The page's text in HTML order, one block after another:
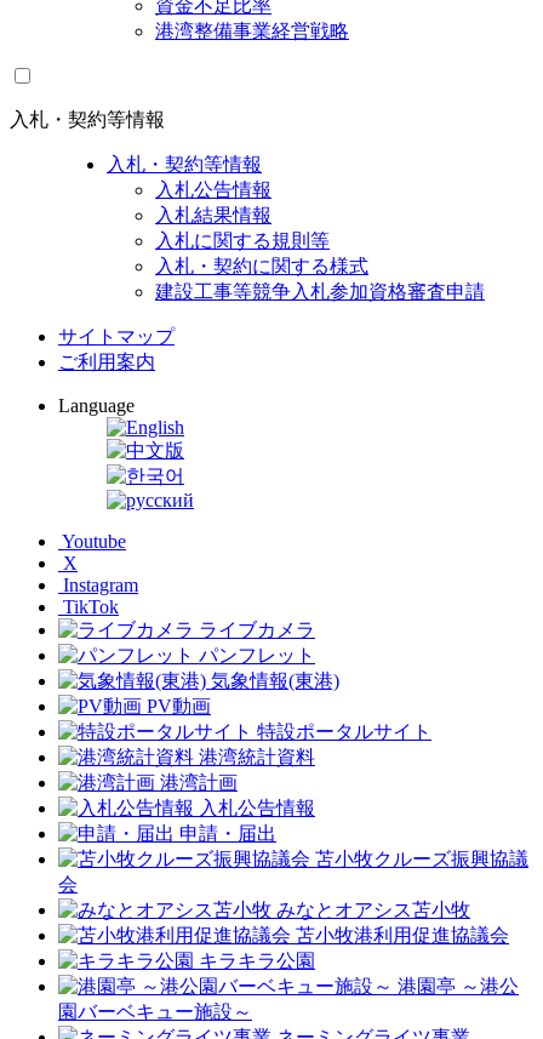
資金不足比率
港湾整備事業経営戦略
入札・契約等情報
入札・契約等情報
入札公告情報
入札結果情報
入札に関する規則等
入札・契約に関する様式
建設工事等競争入札参加資格審査申請
サイトマップ
ご利用案内
Language
Youtube
X
Instagram
TikTok
ライブカメラ
パンフレット
気象情報(東港)
PV動画
特設ポータルサイト
港湾統計資料
港湾計画
入札公告情報
申請・届出
苫小牧クルーズ振興協議
会
みなとオアシス苫小牧
苫小牧港利用促進協議会
キラキラ公園
港園亭 ～港公
園バーベキュー施設～